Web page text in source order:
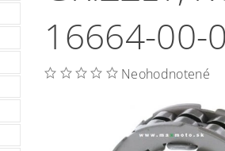
16664-00-
Neohodnotené